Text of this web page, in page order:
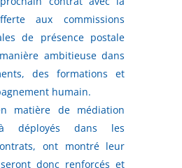
aux commissions
de présence postale
ambitieuse dans
des formations et
humain.
matière de médiation
déployés dans les
ont montré leur
donc renforcés et